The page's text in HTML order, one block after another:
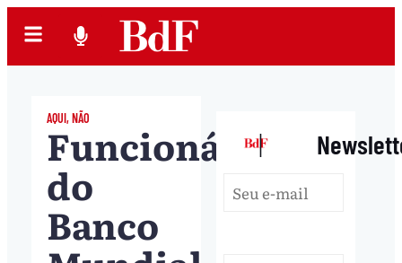
AQUI, NÃO
Funcionários
do
Banco
|